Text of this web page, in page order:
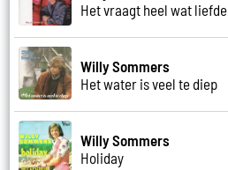
Het vraagt heel wat liefde
Willy Sommers
Het water is veel te diep
Willy Sommers
Holiday